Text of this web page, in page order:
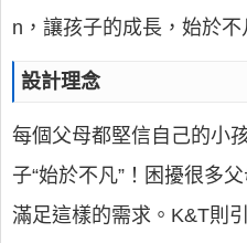
n，讓孩子的成長，始於不
設計理念
每個父母都堅信自己的小
子“始於不凡”！困擾很多
滿足這樣的需求。K&T則